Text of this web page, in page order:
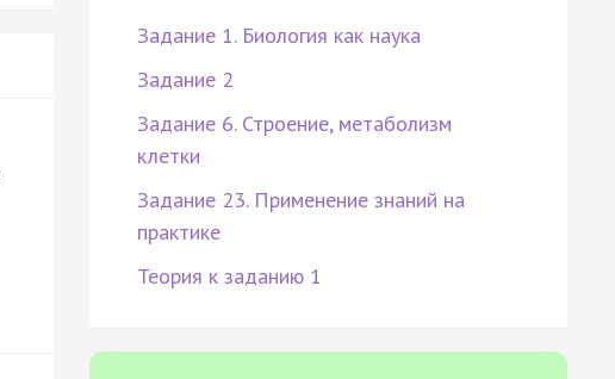
Задание 1. Биология как наука
Задание 2
Задание 6. Строение, метаболизм
клетки
Задание 23. Применение знаний на
практике
Теория к заданию 1